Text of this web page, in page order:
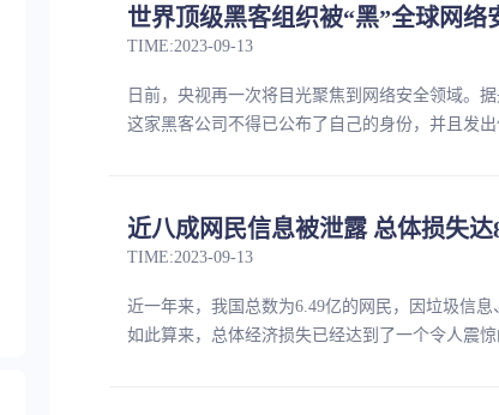
世界顶级黑客组织被“黑”全球网络
TIME:2023-09-13
日前，央视再一次将目光聚焦到网络安全领域。
这家黑客公司不得已公布了自己的身份，并且发
近八成网民信息被泄露 总体损失达
TIME:2023-09-13
近一年来，我国总数为6.49亿的网民，因垃圾信
如此算来，总体经济损失已经达到了一个令人震